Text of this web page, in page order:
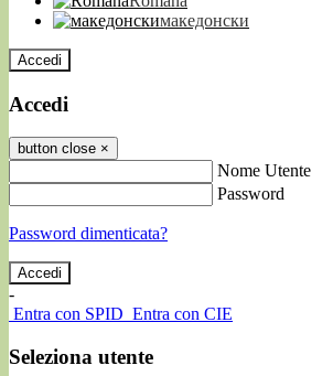
македонски
Accedi
Accedi
button close ×
Nome Utente
Password
Password dimenticata?
-
Entra con SPID Entra con CIE
Seleziona utente